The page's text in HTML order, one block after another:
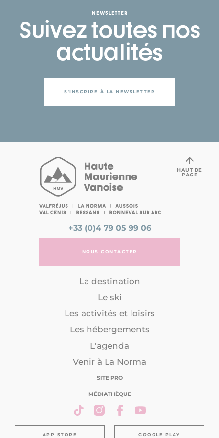
NEWSLETTER
Suivez toutes nos
actualités
S'INSCRIRE À LA NEWSLETTER
+33 (0)4 79 05 99 06
NOUS CONTACTER
La destination
Le ski
Les activités et loisirs
Les hébergements
L'agenda
Venir à La Norma
SITE PRO
MÉDIATHÈQUE
APP STORE GOOGLE PLAY
HAUT DE
PAGE